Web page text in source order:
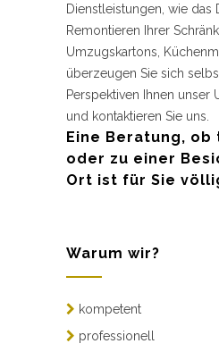
Dienstleistungen, wie das
Remontieren Ihrer
Umzugskartons,
überzeugen Sie sich
Perspektiven Ihnen unser
und kontaktieren Sie uns.
Eine Beratung,
oder zu einer
Ort ist für Sie
Warum wir?
kompetent
professionell